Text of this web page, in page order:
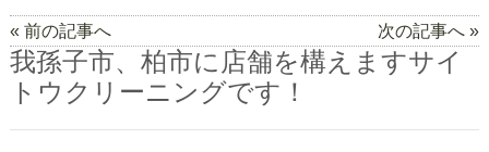
夏季休業のお知らせ
« 前の記事へ 次の記事へ »
我孫子市、柏市に店舗を構えますサイ
トウクリーニングです！